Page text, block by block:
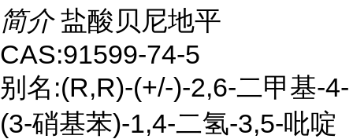
简介 盐酸贝尼地平
CAS:91599-74-5
别名:(R,R)-(+/-)-2,6-二甲基-4-
(3-硝基苯)-1,4-二氢-3,5-吡啶